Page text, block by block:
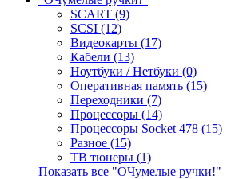
SCART (9)
SCSI (12)
Видеокарты (17)
Кабели (13)
Ноутбуки / Нетбуки (0)
Оперативная память (15)
Переходники (7)
Процессоры (14)
Процессоры Socket 478 (15)
Разное (15)
ТВ тюнеры (1)
Показать все "ОЧумелые ручки!"